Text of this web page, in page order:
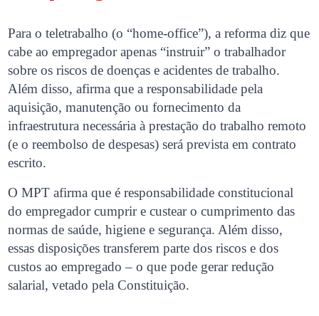
Para o teletrabalho (o “home-office”), a reforma diz que
cabe ao empregador apenas “instruir” o trabalhador
sobre os riscos de doenças e acidentes de trabalho.
Além disso, afirma que a responsabilidade pela
aquisição, manutenção ou fornecimento da
infraestrutura necessária à prestação do trabalho remoto
(e o reembolso de despesas) será prevista em contrato
escrito.
O MPT afirma que é responsabilidade constitucional
do empregador cumprir e custear o cumprimento das
normas de saúde, higiene e segurança. Além disso,
essas disposições transferem parte dos riscos e dos
custos ao empregado – o que pode gerar redução
salarial, vetado pela Constituição.